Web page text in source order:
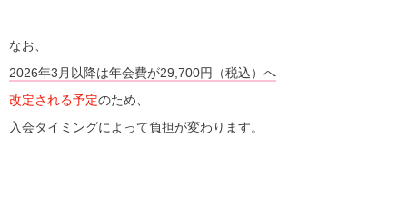
なお、
2026年3月以降は年会費が29,700円（税込）へ
改定される予定のため、
入会タイミングによって負担が変わります。